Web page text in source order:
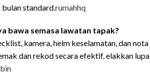
standard.rumahhq
bawa semasa lawatan tapak?
kamera, helm keselamatan, dan nota
dan rekod secara efektif, elakkan lupa